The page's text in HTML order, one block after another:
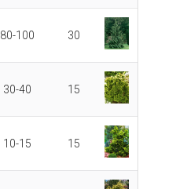
80-100 30
30-40 15
10-15 15